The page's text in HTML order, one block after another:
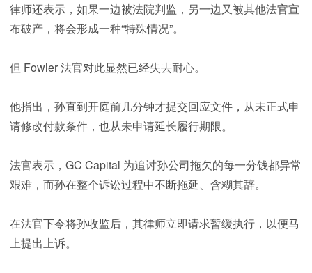
律师还表示，如果一边被法院判监，另一边又被其他法官宣
布破产，将会形成一种“特殊情况”。
但 Fowler 法官对此显然已经失去耐心。
他指出，孙直到开庭前几分钟才提交回应文件，从未正式申
请修改付款条件，也从未申请延长履行期限。
法官表示，GC Capital 为追讨孙公司拖欠的每一分钱都异常
艰难，而孙在整个诉讼过程中不断拖延、含糊其辞。
在法官下令将孙收监后，其律师立即请求暂缓执行，以便马
上提出上诉。